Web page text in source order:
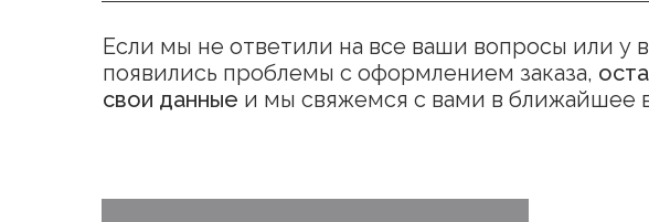
Если мы не ответили на все ваши вопросы или у
появились проблемы с оформлением заказа,
свои данные и мы свяжемся с вами в ближайшее